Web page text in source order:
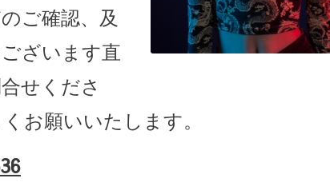
ご確認、及
ざいます直
せくださ
お願いいたします。